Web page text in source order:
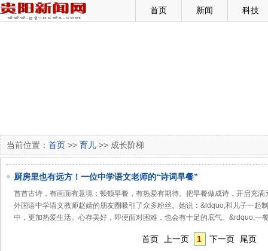
首页 新闻 科技
当前位置： 首页 >> 育儿 >> 成长阶梯
厨房里也有远方！一位中学语文老师的“诗词早餐”
首首古诗，有画面有意境；顿顿早餐，有热爱有期待。把早餐做成诗，开启充
外国语中学语文教师赵婧的朋友圈吸引了众多粉丝。她说：&ldquo;和儿子一起
中，更加热爱生活。心存美好，即便面对困难，也会有十足的底气。&rdquo;一
首页 上一页 1 下一页 尾页